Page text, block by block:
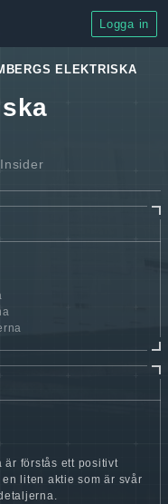
Logga in
ELEKTRISKA
Insider
är förstås ett positivt
liten aktie som är svår